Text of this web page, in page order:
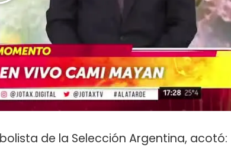
de la Selección Argentina, acotó: